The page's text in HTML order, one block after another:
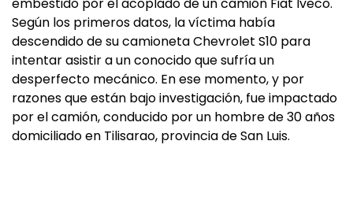
Según los primeros datos, la víctima había
descendido de su camioneta Chevrolet S10 para
intentar asistir a un conocido que sufría un
desperfecto mecánico. En ese momento, y por
razones que están bajo investigación, fue impactado
por el camión, conducido por un hombre de 30 años
domiciliado en Tilisarao, provincia de San Luis.